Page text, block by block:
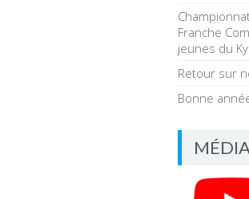
Franche
jeunes du
Retour sur
Bonne